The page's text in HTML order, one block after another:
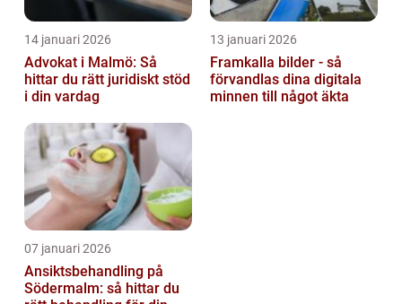
14 januari 2026
Advokat i Malmö: Så
hittar du rätt juridiskt stöd
i din vardag
13 januari 2026
Framkalla bilder - så
förvandlas dina digitala
minnen till något äkta
07 januari 2026
Ansiktsbehandling på
Södermalm: så hittar du